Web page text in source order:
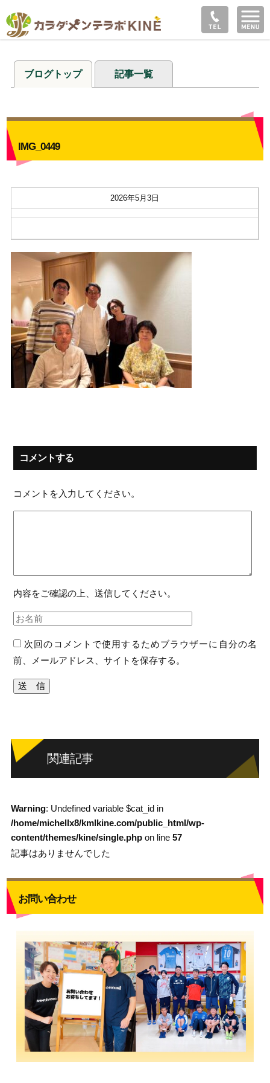
ブログトップ 記事一覧
IMG_0449
2026年5月3日
コメントする
コメントを入力してください。
内容をご確認の上、送信してください。
次回のコメントで使用するためブラウザーに自分の名
前、メールアドレス、サイトを保存する。
関連記事
Warning: Undefined variable $cat_id in
/home/michellx8/kmlkine.com/public_html/wp-
content/themes/kine/single.phpon line 57
記事はありませんでした
お問い合わせ